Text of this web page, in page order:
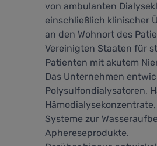
von ambulanten
einschließlich klinischer
an den Wohnort des
Vereinigten Staaten für
Patienten mit akutem
Das Unternehmen
Polysulfondialysatoren,
Systeme zur
Aphereseprodukte.